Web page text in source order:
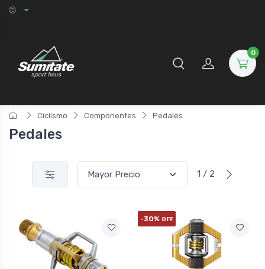
0
Ciclismo Componentes Pedales
Pedales
1 / 2
-30% OFF